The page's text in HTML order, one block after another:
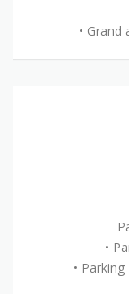
•
•
•